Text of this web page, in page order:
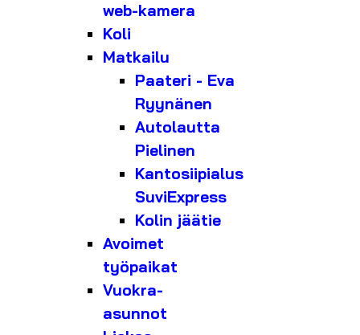
web-kamera
Koli
Matkailu
Paateri - Eva
Ryynänen
Autolautta
Pielinen
Kantosiipialus
SuviExpress
Kolin jäätie
Avoimet
työpaikat
Vuokra-
asunnot